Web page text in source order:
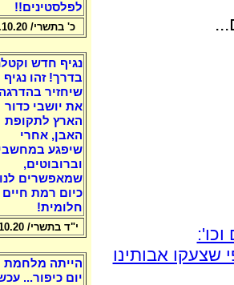
אבותינו
לפלסטינים!!
כ' בתשרי/ 8.10.20
נגיף חדש
בדרך! זהו נגיף
שיחזיר בהדרגה
את יושבי כדור
הארץ לתקופת
האבן, אחרי
שיפגע
וברובוטים,
שמאפשרים לנו
כיום רמת חיים
חלומית!
י"ד בתשרי/ 2.10.20
הייתה מלחמת
יום כיפור...